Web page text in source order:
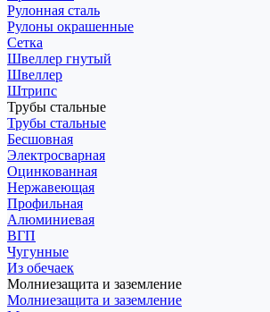
Рулонная сталь
Рулоны окрашенные
Сетка
Швеллер гнутый
Швеллер
Штрипс
Трубы стальные
Трубы стальные
Бесшовная
Электросварная
Оцинкованная
Нержавеющая
Профильная
Алюминиевая
ВГП
Чугунные
Из обечаек
Молниезащита и заземление
Молниезащита и заземление